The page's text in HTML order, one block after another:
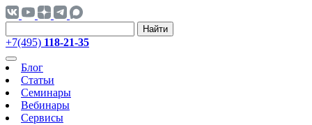
Найти
+7(495) 118-21-35
Блог
Статьи
Семинары
Вебинары
Сервисы